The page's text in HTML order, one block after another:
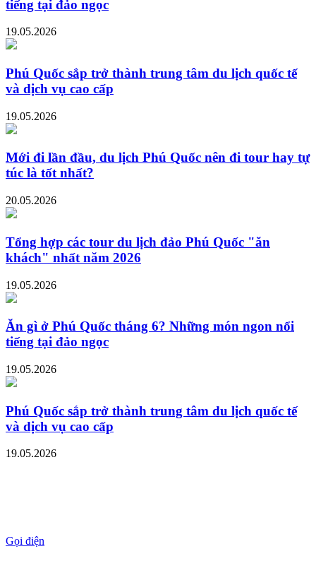
tiếng tại đảo ngọc
19.05.2026
Phú Quốc sắp trở thành trung tâm du lịch quốc tế
và dịch vụ cao cấp
19.05.2026
Mới đi lần đầu, du lịch Phú Quốc nên đi tour hay tự
túc là tốt nhất?
20.05.2026
Tổng hợp các tour du lịch đảo Phú Quốc "ăn
khách" nhất năm 2026
19.05.2026
Ăn gì ở Phú Quốc tháng 6? Những món ngon nổi
tiếng tại đảo ngọc
19.05.2026
Phú Quốc sắp trở thành trung tâm du lịch quốc tế
và dịch vụ cao cấp
19.05.2026
Gọi điện